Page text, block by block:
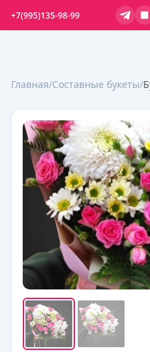
+7(995)135-98-99
Главная/Составные букеты/